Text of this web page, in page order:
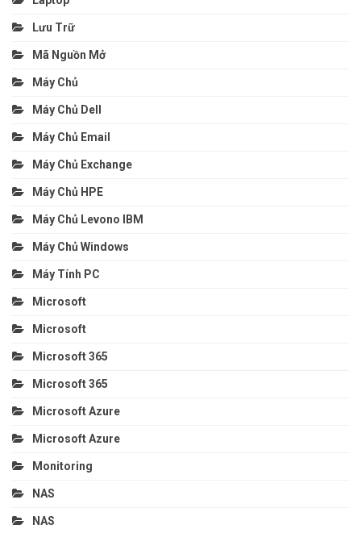
Lưu Trữ
Mã Nguồn Mở
Máy Chủ
Máy Chủ Dell
Máy Chủ Email
Máy Chủ Exchange
Máy Chủ HPE
Máy Chủ Levono IBM
Máy Chủ Windows
Máy Tính PC
Microsoft
Microsoft
Microsoft 365
Microsoft 365
Microsoft Azure
Microsoft Azure
Monitoring
NAS
NAS